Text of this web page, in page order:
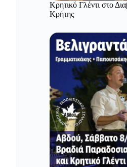
Κρητικό Γλέντι στο
Κρήτης